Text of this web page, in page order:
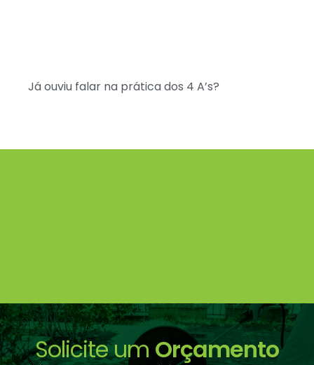
Já ouviu falar na prática dos 4 A’s?
Solicite um Orçamento